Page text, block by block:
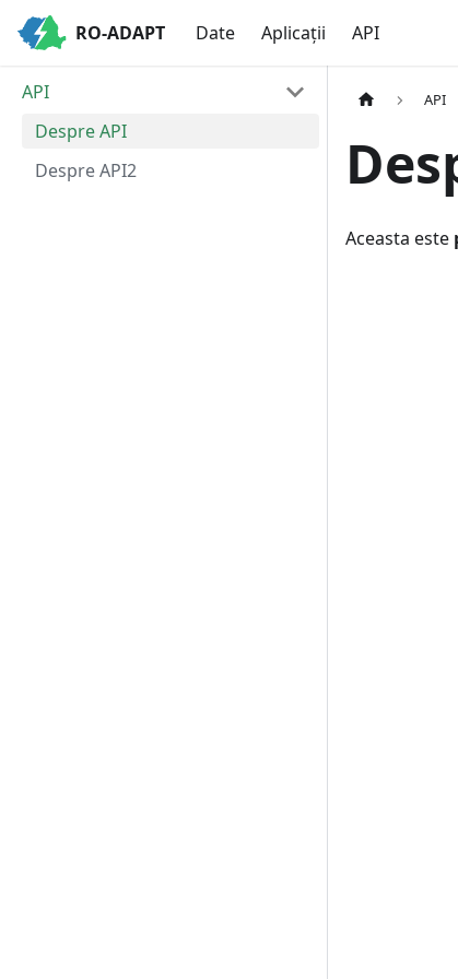
RO-ADAPT Date Aplicații API
API
Despre API
Despre API2
API
Aceasta este